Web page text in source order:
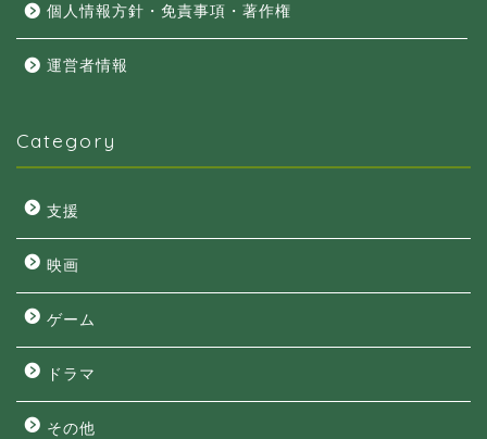
個人情報方針・免責事項・著作権
運営者情報
Category
支援
映画
ゲーム
ドラマ
その他